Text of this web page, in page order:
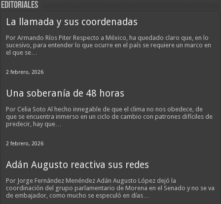
EDITORIALES
La llamada y sus coordenadas
Por Armando Ríos Piter Respecto a México, ha quedado claro que, en lo
sucesivo, para entender lo que ocurre en el país se requiere un marco en
el que se…
2 febrero, 2026
Una soberanía de 48 horas
Por Celia Soto Al hecho innegable de que el clima no nos obedece, de
que se encuentra inmerso en un ciclo de cambio con patrones difíciles de
predecir, hay que…
2 febrero, 2026
Adán Augusto reactiva sus redes
Por Jorge Fernández Menéndez Adán Augusto López dejó la
coordinación del grupo parlamentario de Morena en el Senado y no se va
de embajador, como mucho se especuló en días…